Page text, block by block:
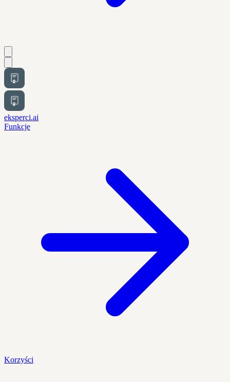
eksperci.ai
Funkcje
Korzyści